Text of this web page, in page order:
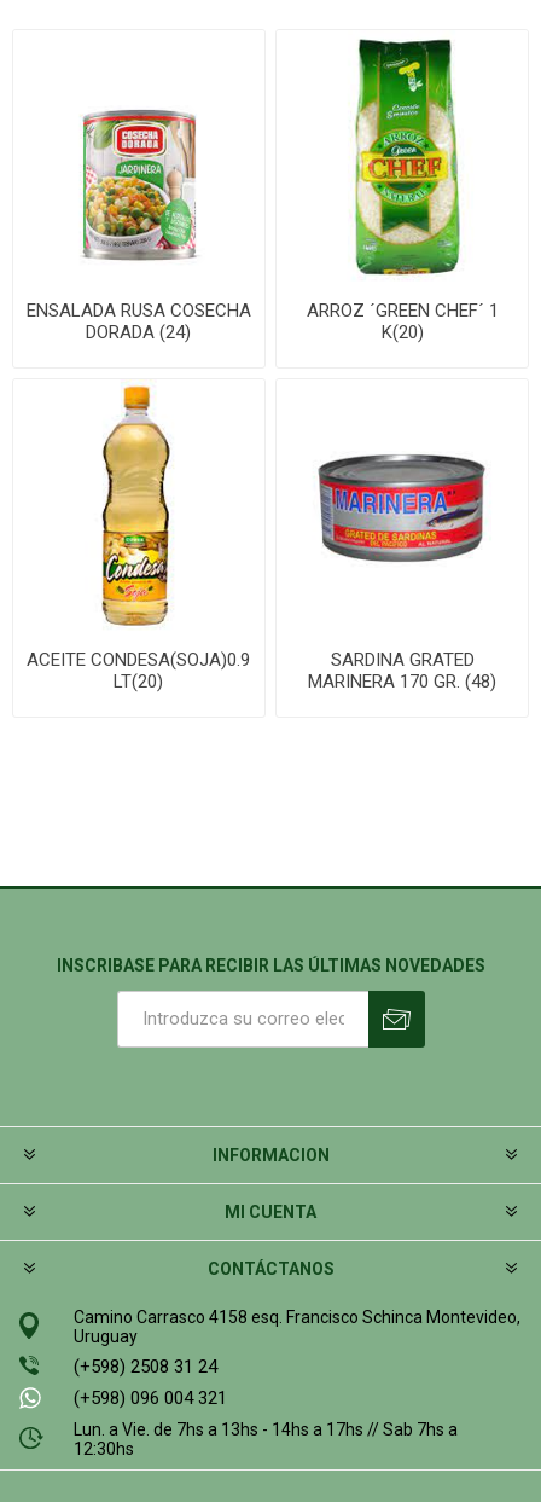
ENSALADA RUSA COSECHA
DORADA (24)
ARROZ ´GREEN CHEF´ 1
K(20)
ACEITE CONDESA(SOJA)0.9
LT(20)
SARDINA GRATED
MARINERA 170 GR. (48)
INSCRIBASE PARA RECIBIR LAS ÚLTIMAS NOVEDADES
INFORMACION
MI CUENTA
CONTÁCTANOS
Camino Carrasco 4158 esq. Francisco Schinca Montevideo,
Uruguay
(+598) 2508 31 24
(+598) 096 004 321
Lun. a Vie. de 7hs a 13hs - 14hs a 17hs // Sab 7hs a
12:30hs